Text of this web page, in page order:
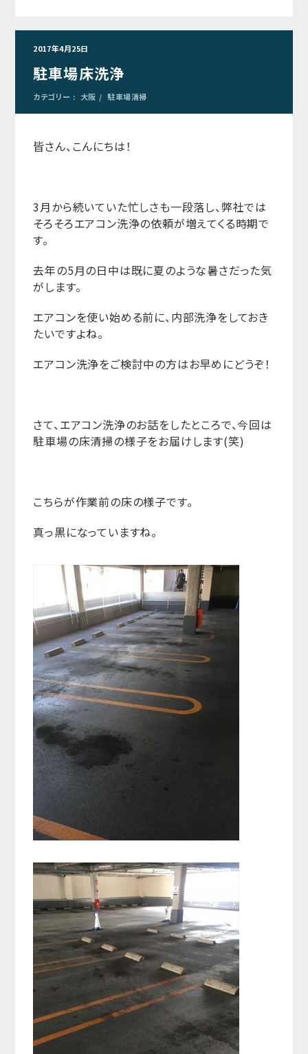
2017年4月25日
駐車場床洗浄
カテゴリー : 大阪 駐車場清掃
皆さん、こんにちは！
3月から続いていた忙しさも一段落し、弊社では
そろそろエアコン洗浄の依頼が増えてくる時期で
す。
去年の5月の日中は既に夏のような暑さだった気
がします。
エアコンを使い始める前に、内部洗浄をしておき
たいですよね。
エアコン洗浄をご検討中の方はお早めにどうぞ！
さて、エアコン洗浄のお話をしたところで、今回は
駐車場の床清掃の様子をお届けします(笑)
こちらが作業前の床の様子です。
真っ黒になっていますね。